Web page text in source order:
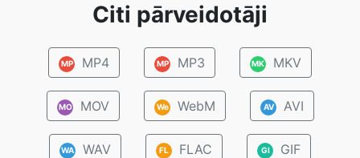
Citi pārveidotāji
MP MP4 MP MP3 MK MKV
MO MOV We WebM AV AVI
WA WAV FL FLAC GI GIF